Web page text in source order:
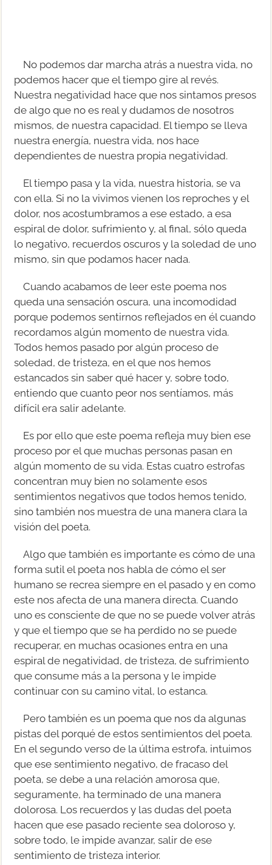
No podemos dar marcha atrás a nuestra vida, no
podemos hacer que el tiempo gire al revés.
Nuestra negatividad hace que nos sintamos presos
de algo que no es real y dudamos de nosotros
mismos, de nuestra capacidad. El tiempo se lleva
nuestra energía, nuestra vida, nos hace
dependientes de nuestra propia negatividad.
El tiempo pasa y la vida, nuestra historia, se va
con ella. Si no la vivimos vienen los reproches y el
dolor, nos acostumbramos a ese estado, a esa
espiral de dolor, sufrimiento y, al final, sólo queda
lo negativo, recuerdos oscuros y la soledad de uno
mismo, sin que podamos hacer nada.
Cuando acabamos de leer este poema nos
queda una sensación oscura, una incomodidad
porque podemos sentirnos reflejados en él cuando
recordamos algún momento de nuestra vida.
Todos hemos pasado por algún proceso de
soledad, de tristeza, en el que nos hemos
estancados sin saber qué hacer y, sobre todo,
entiendo que cuanto peor nos sentíamos, más
difícil era salir adelante.
Es por ello que este poema refleja muy bien ese
proceso por el que muchas personas pasan en
algún momento de su vida. Estas cuatro estrofas
concentran muy bien no solamente esos
sentimientos negativos que todos hemos tenido,
sino también nos muestra de una manera clara la
visión del poeta.
Algo que también es importante es cómo de una
forma sutil el poeta nos habla de cómo el ser
humano se recrea siempre en el pasado y en como
este nos afecta de una manera directa. Cuando
uno es consciente de que no se puede volver atrás
y que el tiempo que se ha perdido no se puede
recuperar, en muchas ocasiones entra en una
espiral de negatividad, de tristeza, de sufrimiento
que consume más a la persona y le impide
continuar con su camino vital, lo estanca.
Pero también es un poema que nos da algunas
pistas del porqué de estos sentimientos del poeta.
En el segundo verso de la última estrofa, intuimos
que ese sentimiento negativo, de fracaso del
poeta, se debe a una relación amorosa que,
seguramente, ha terminado de una manera
dolorosa. Los recuerdos y las dudas del poeta
hacen que ese pasado reciente sea doloroso y,
sobre todo, le impide avanzar, salir de ese
sentimiento de tristeza interior.